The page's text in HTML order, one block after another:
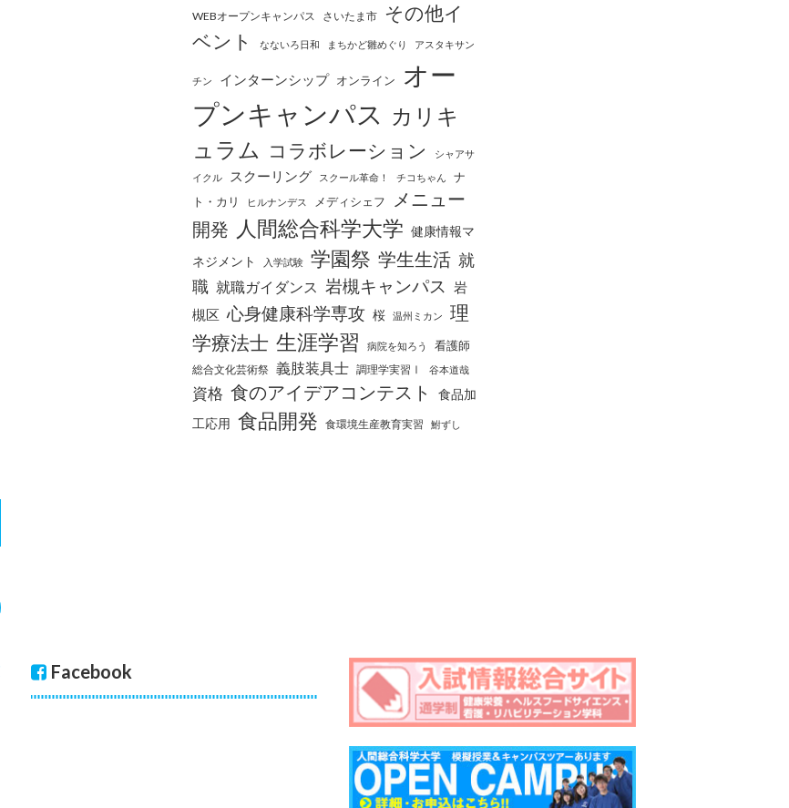
WEBオープンキャンパス さいたま市
その他イ
ベント
なないろ日和 まちかど雛めぐり アスタキサン
チン インターンシップ オンライン
オー
プンキャンパス カリキ
ュラム コラボレーション
シャアサ
イクル
スクーリング スクール革命！ チコちゃん
ナ
ト・カリ
ヒルナンデス メディシェフ
メニュー
開発 人間総合科学大学 健康情報マ
ネジメント
入学試験 学園祭 学生生活 就
職 就職ガイダンス 岩槻キャンパス
岩
槻区 心身健康科学専攻 桜 温州ミカン
理
学療法士 生涯学習 病院を知ろう 看護師
総合文化芸術祭 義肢装具士 調理学実習Ⅰ 谷本道哉
資格 食のアイデアコンテスト
食品加
工応用 食品開発 食環境生産教育実習 鮒ずし
Facebook